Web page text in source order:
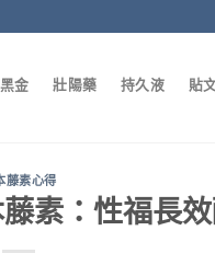
金 壯陽藥 持久液 貼
藤素心得
素：性福長